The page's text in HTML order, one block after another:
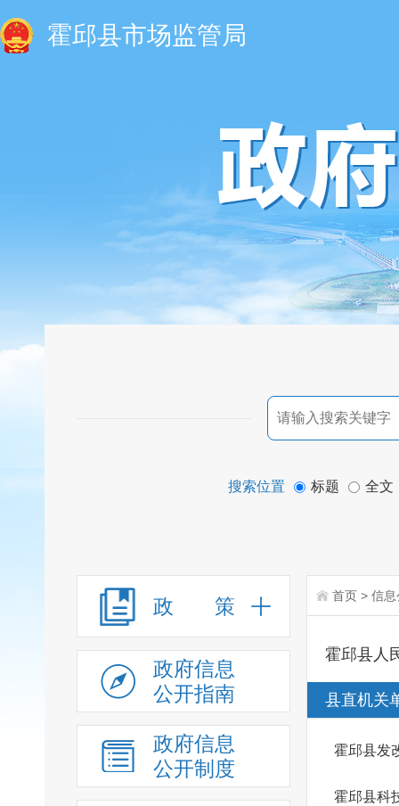
霍邱县市场监管局
搜索位置 标题 全文
政 策
政府信息
公开指南
政府信息
公开制度
首页 > 信息
霍邱县人
县直机关
霍邱县发
霍邱县科